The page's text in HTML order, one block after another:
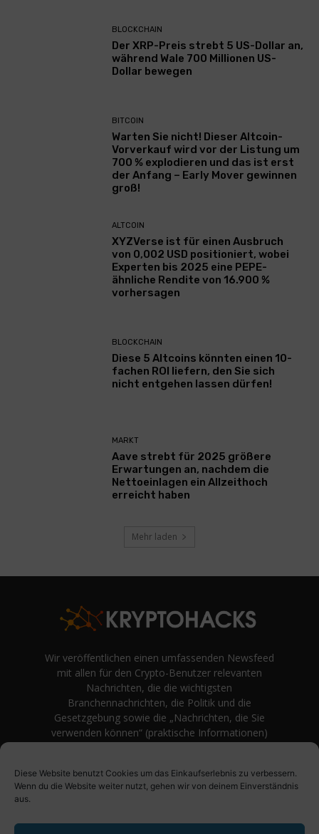
Diese Website benutzt Cookies um das Einkaufserlebnis zu verbessern.
Wenn du die Website weiter nutzt, gehen wir von deinem Einverständnis
aus.
BLOCKCHAIN
Der XRP-Preis strebt 5 US-Dollar an,
während Wale 700 Millionen US-
Dollar bewegen
BITCOIN
Warten Sie nicht! Dieser Altcoin-
Vorverkauf wird vor der Listung um
700 % explodieren und das ist erst
der Anfang – Early Mover gewinnen
groß!
ALTCOIN
XYZVerse ist für einen Ausbruch
von 0,002 USD positioniert, wobei
Experten bis 2025 eine PEPE-
ähnliche Rendite von 16.900 %
vorhersagen
BLOCKCHAIN
Diese 5 Altcoins könnten einen 10-
fachen ROI liefern, den Sie sich
nicht entgehen lassen dürfen!
MARKT
Aave strebt für 2025 größere
Erwartungen an, nachdem die
Nettoeinlagen ein Allzeithoch
erreicht haben
Mehr laden
Wir veröffentlichen einen umfassenden Newsfeed
mit allen für den Crypto-Benutzer relevanten
Nachrichten, die die wichtigsten
Branchennachrichten, die Politik und die
Gesetzgebung sowie die „Nachrichten, die Sie
verwenden können“ (praktische Informationen)
Meinungen rund um Kryptowährung. Einfache
Logik und Beispiele aus der Praxis werden vor
bevorzugt.